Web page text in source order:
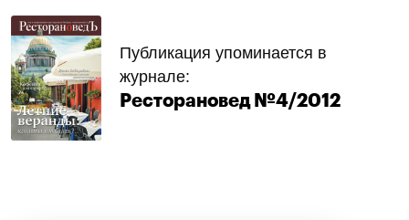
Публикация упоминается в
журнале:
Ресторановед №4/2012